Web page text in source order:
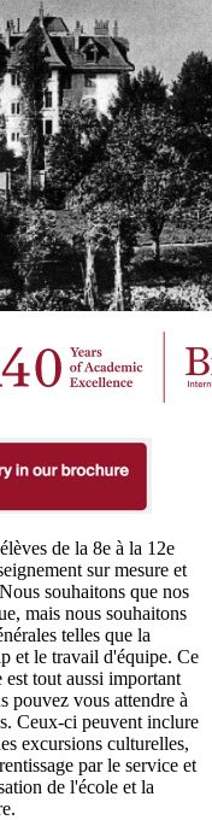
de la 8e à la 12e
sur mesure et
souhaitons que nos
mais nous souhaitons
telles que la
et le travail d'équipe. Ce
est tout aussi important
pouvez vous attendre à
Ceux-ci peuvent inclure
excursions culturelles,
par le service et
de l'école et la